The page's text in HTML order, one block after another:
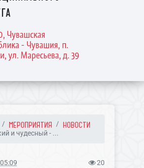
Чувашская
- Чувашия, п.
ул. Маресьева, д. 39
МЕРОПРИЯТИЯ НОВОСТИ
и чудесный - ...
20